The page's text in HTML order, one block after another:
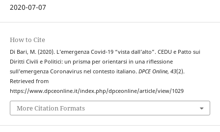
2020-07-07
How to Cite
Di Bari, M. (2020). L’emergenza Covid-19 “vista dall’alto”. CEDU e Patto sui
Diritti Civili e Politici: un prisma per orientarsi in una riflessione
sull’emergenza Coronavirus nel contesto italiano. DPCE Online, 43(2).
Retrieved from
https://www.dpceonline.it/index.php/dpceonline/article/view/1029
More Citation Formats